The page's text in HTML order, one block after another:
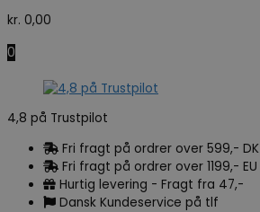
kr. 0,00
0
4,8 på Trustpilot
Fri fragt på ordrer over 599,- DK
Fri fragt på ordrer over 1199,- EU
Hurtig levering - Fragt fra 47,-
Dansk Kundeservice på tlf